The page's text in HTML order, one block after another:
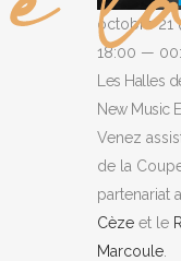
Venez
de la
partenariat
Cèze et le
Marcoule
octobre 21
18:00 —
Les Halles
New Music